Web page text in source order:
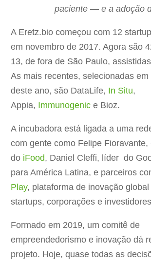
paciente — e a adoção
A Eretz.bio começou com 12
em novembro de 2017. Agora são
13, de fora de São Paulo,
As mais recentes, selecionadas
deste ano, são DataLife, In Situ,
Appia, Immunogenic e Bioz.
A incubadora está ligada a uma
com gente como Felipe Fioravante,
do iFood, Daniel Cleffi, líder do
para América Latina, e parceiros
Play, plataforma de inovação
startups, corporações e
Formado em 2019, um comitê de
empreendedorismo e inovação dá
projeto. Hoje, quase todas as